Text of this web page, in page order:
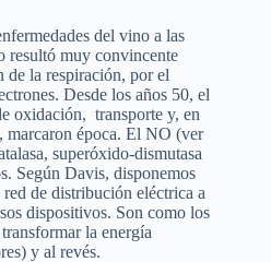
del vino a las
resultó muy convincente
de la respiración, por el
Desde los años 50, el
oxidación, transporte y, en
marcaron época. El NO (ver
superóxido-dismutasa
Según Davis, disponemos
de distribución eléctrica a
dispositivos. Son como los
la energía
y al revés.